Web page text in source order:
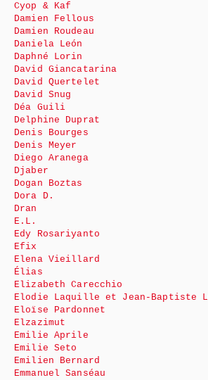
Cyop & Kaf
Damien Fellous
Damien Roudeau
Daniela León
Daphné Lorin
David Giancatarina
David Quertelet
David Snug
Déa Guili
Delphine Duprat
Denis Bourges
Denis Meyer
Diego Aranega
Djaber
Dogan Boztas
Dora D.
Dran
E.L.
Edy Rosariyanto
Efix
Elena Vieillard
Élias
Elizabeth Carecchio
Elodie Laquille et Jean-Baptiste
Eloïse Pardonnet
Elzazimut
Emilie Aprile
Emilie Seto
Emilien Bernard
Emmanuel Sanséau